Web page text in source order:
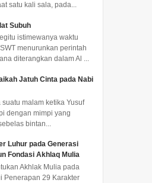
satu kali sala, pada...
Subuh
istimewanya waktu
menurunkan perintah
diterangkan dalam Al ...
Jatuh Cinta pada Nabi
suatu malam ketika Yusuf
dengan mimpi yang
bintan...
Luhur pada Generasi
Fondasi Akhlaq Mulia
Akhlak Mulia pada
Penerapan 29 Karakter